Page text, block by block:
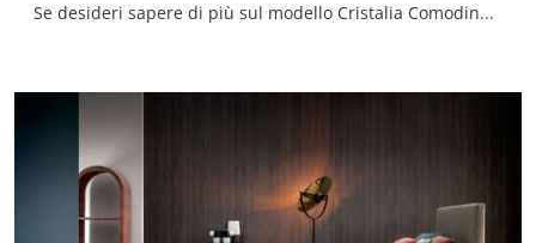
Se desideri sapere di più sul modello Cristalia Comodino, clicca e scopri i Comodini e comò Tonin Casa ideali per la tua zona notte.